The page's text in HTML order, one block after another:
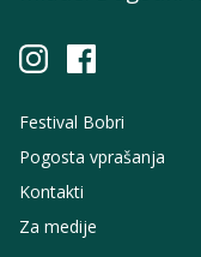
Festival Bobri
Pogosta vprašanja
Kontakti
Za medije